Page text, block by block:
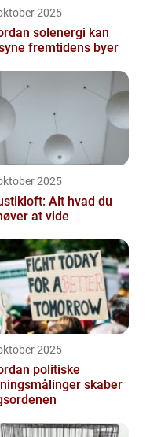
2025
solenergi kan
fremtidens byer
2025
Alt hvad du
at vide
2025
politiske
skaber